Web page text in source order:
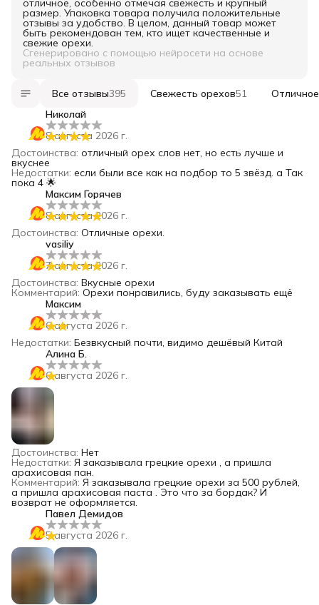
отличное, особенно отмечая свежесть и крупный
размер. Упаковка товара получила положительные
отзывы за удобство. В целом, данный товар может
быть рекомендован тем, кто ищет качественные и
свежие орехи.
Сгенерировано с помощью нейросети на основе
реальных отзывов
Все отзывы395 Свежесть орехов51
Николай
8 августа 2026 г.
Достоинства: отличный орех слов нет, но есть лучше и
вкуснее
Недостатки: если были все как на подбор то 5 звёзд. а Так
пока 4 🌟
Максим Горячев
8 августа 2026 г.
Достоинства: Отличные орехи.
vasiliy
7 августа 2026 г.
Достоинства: Вкусные орехи
Комментарий: Орехи понравились, буду заказывать ещё
Максим
6 августа 2026 г.
Недостатки: Безвкусный почти, видимо дешёвый Китай
Алина Б.
6 августа 2026 г.
Достоинства: Нет
Недостатки: Я заказывала грецкие орехи , а пришла
арахисовая пан.
Комментарий: Я заказывала грецкие орехи за 500 рублей,
а пришла арахисовая паста . Это что за бордак? И
возврат не оформляется.
Павел Демидов
5 августа 2026 г.